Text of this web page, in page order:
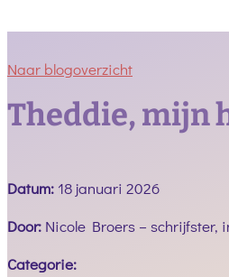
Naar blogoverzicht
Theddie, mijn
Datum: 18 januari 2026
Door: Nicole Broers – schrijfster,
Categorie: